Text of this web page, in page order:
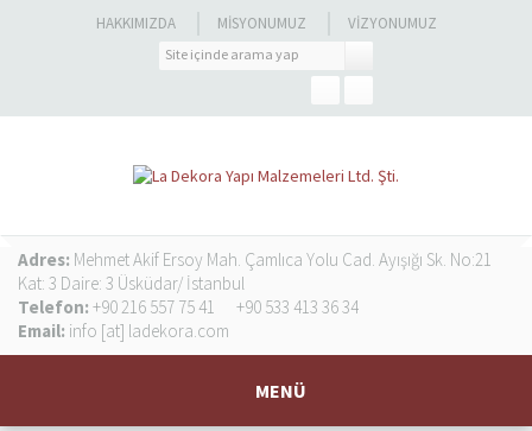
HAKKIMIZDA MISYONUMUZ VIZYONUMUZ
Adres: Mehmet Akif Ersoy Mah. Çamlıca Yolu Cad. Ayışığı Sk. No:21
Kat: 3 Daire: 3 Üsküdar/ İstanbul
Telefon: +90 216 557 75 41
+90 533 413 36 34
Email: info [at] ladekora.com
MENÜ